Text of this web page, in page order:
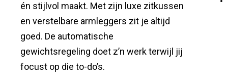
én stijlvol maakt. Met zijn luxe zitkussen
en verstelbare armleggers zit je altijd
goed. De automatische
gewichtsregeling doet z’n werk terwijl jij
focust op die to-do’s.